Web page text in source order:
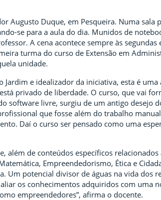
Augusto Duque, em Pesqueira. Numa sala
se para a aula do dia. Munidos de
A cena acontece sempre às
turma do curso de Extensão em
unidade.
Jardim e idealizador da iniciativa, esta é
privado de liberdade. O curso, que vai
software livre, surgiu de um antigo desejo
que fosse além do trabalho
Daí o curso ser pensado como uma
além de conteúdos específicos
Empreendedorismo, Ética e
potencial divisor de águas na vida dos
os conhecimentos adquiridos com uma
empreendedores”, afirma o docente.